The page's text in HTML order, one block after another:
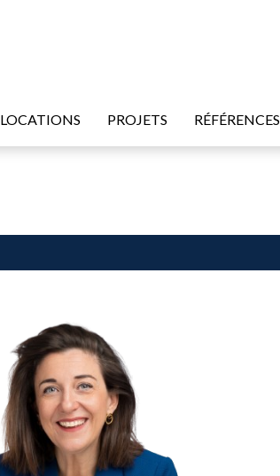
LOCATIONS PROJETS RÉFÉRENCES